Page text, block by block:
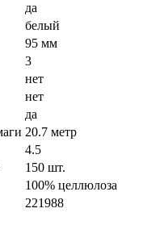
да
белый
95 мм
3
нет
нет
да
20.7 метр
4.5
150 шт.
100% целлюлоза
221988